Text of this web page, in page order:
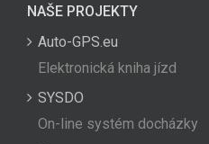
NAŠE PROJEKTY
Auto-GPS.eu
Elektronická kniha jízd
SYSDO
On-line systém docházky